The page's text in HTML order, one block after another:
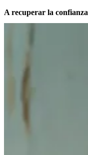
A recuperar la confianza